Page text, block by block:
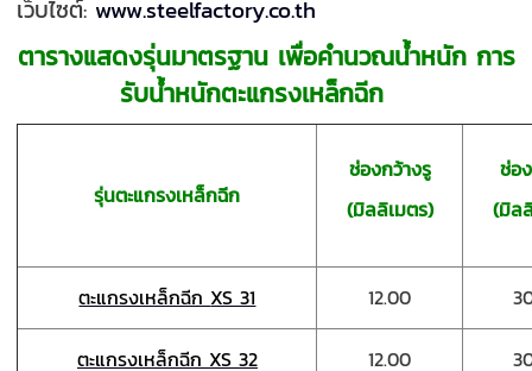
เว็บไซต์: www.steelfactory.co.th
ตารางแสดงรุ่นมาตรฐาน เพื่อคำนวณน้ำหนัก การ
รับน้ำหนักตะแกรงเหล็กฉีก
รุ่นตะแกรงเหล็กฉีก
ช่องกว้างรู
(มิลลิเมตร)
ช่อ
(มิล
ตะแกรงเหล็กฉีก XS 31 12.00
ตะแกรงเหล็กฉีก XS 32 12.00